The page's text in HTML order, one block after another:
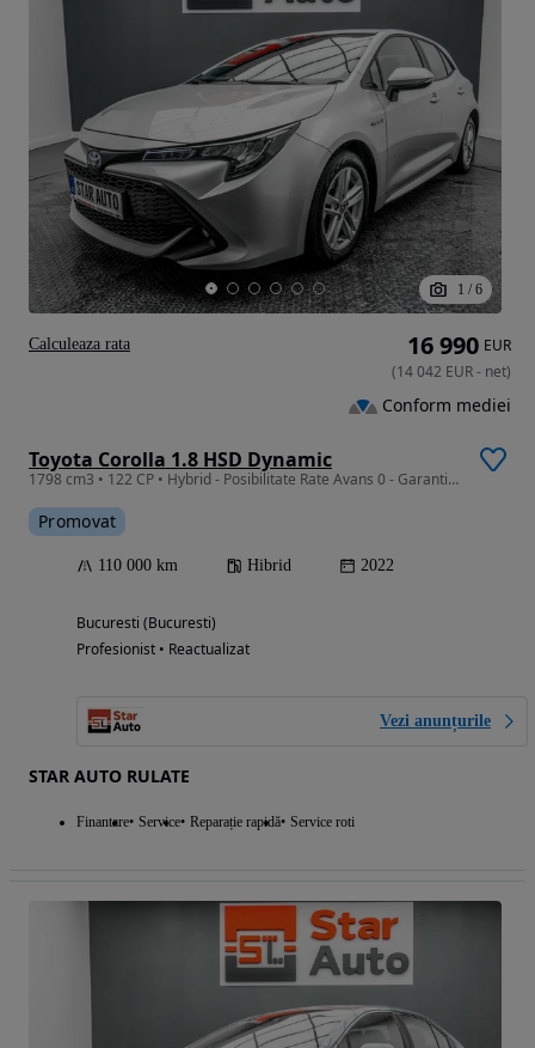
1 / 6
Toyota Corolla 1.8 HSD Dynamic
1798 cm3 • 122 CP • Hybrid - Posibilitate Rate Avans 0 - Garantie 12 Luni - IMPECABILA
Promovat
110 000 km Hibrid 2022
Bucuresti (Bucuresti)
Profesionist • Reactualizat
Vezi anunțurile
STAR AUTO RULATE
Finantare Service Reparație rapidă Service roti
16 990 EUR
(14 042 EUR- net)
Conform mediei
Calculeaza rata